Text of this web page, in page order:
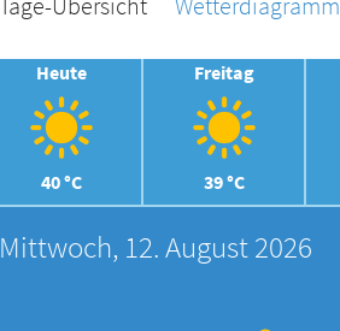
Heute
40 °C
Freitag
39 °C
Mittwoch, 12. August 2026